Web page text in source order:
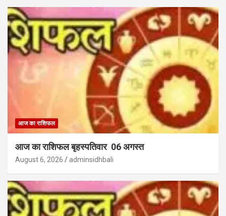
आज का राशिफल
आज का राशिफल बृहस्पतिवार 06 अगस्त
August 6, 2026 adminsidhbali